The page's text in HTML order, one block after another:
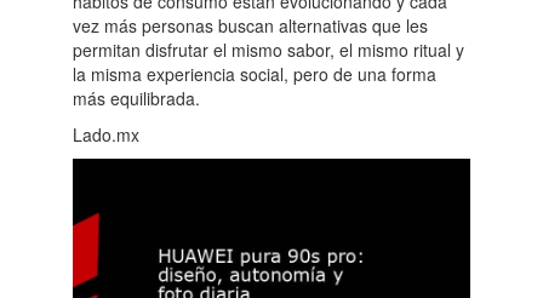
vez más personas buscan alternativas que les
permitan disfrutar el mismo sabor, el mismo ritual y
la misma experiencia social, pero de una forma
más equilibrada.
Lado.mx